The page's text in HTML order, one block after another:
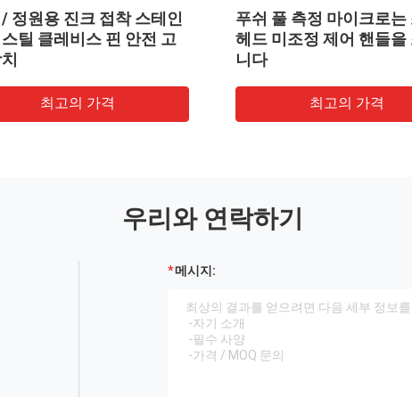
정원용 진크 접착 스테인
틸 클레비스 핀 안전 고
최고의 가격
푸쉬 풀 측정 마이크로는
헤드 미조정 제어 핸들을
니다
최고의 가격
우리와 연락하기
메시지: